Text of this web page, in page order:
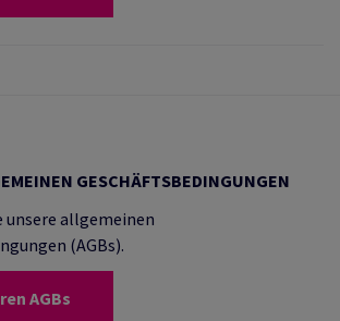
GESCHÄFTSBEDINGUNGEN
unsere allgemeinen
(AGBs).
AGBs